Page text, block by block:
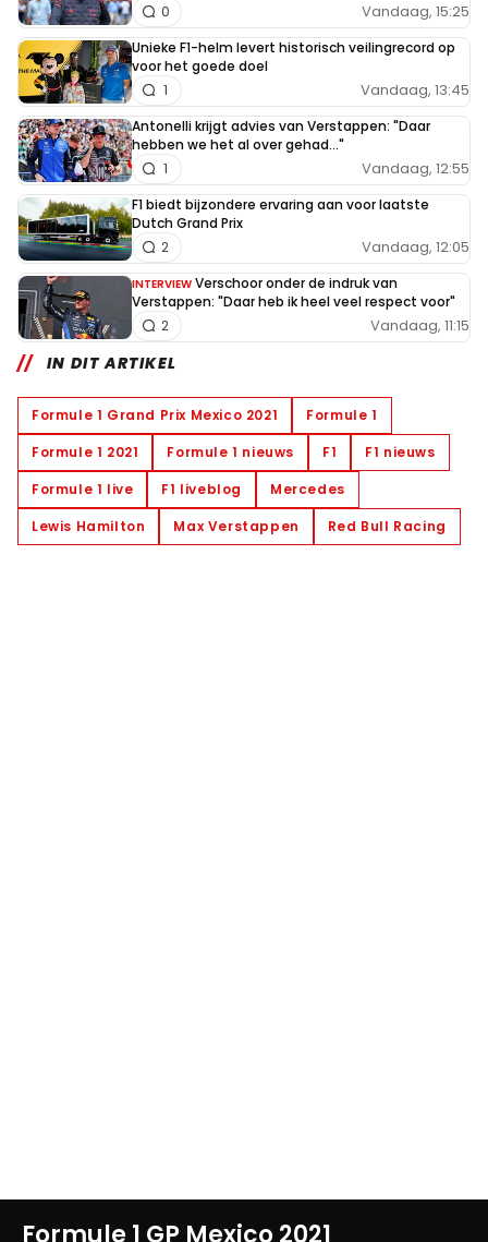
Vandaag, 15:25
0
Unieke F1-helm levert historisch veilingrecord op
voor het goede doel
Vandaag, 13:45
1
Antonelli krijgt advies van Verstappen: "Daar
hebben we het al over gehad..."
Vandaag, 12:55
1
F1 biedt bijzondere ervaring aan voor laatste
Dutch Grand Prix
Vandaag, 12:05
2
INTERVIEW Verschoor onder de indruk van
Verstappen: "Daar heb ik heel veel respect voor"
Vandaag, 11:15
2
IN DIT ARTIKEL
Formule 1 Grand Prix Mexico 2021
Formule 1
Formule 1 2021
Formule 1 nieuws F1
F1 nieuws
Formule 1 live
F1 liveblog
Mercedes
Lewis Hamilton
Max Verstappen Red Bull Racing
Formule 1 GP Mexico 2021